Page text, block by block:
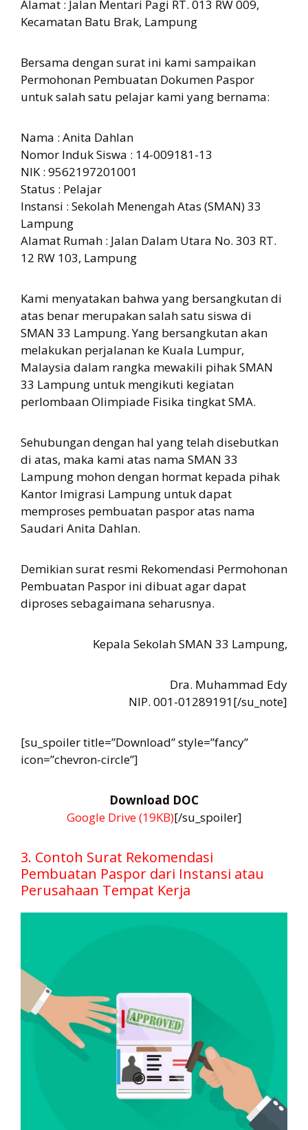
Alamat : Jalan Mentari Pagi RT. 013 RW 009,
Kecamatan Batu Brak, Lampung
Bersama dengan surat ini kami sampaikan
Permohonan Pembuatan Dokumen Paspor
untuk salah satu pelajar kami yang bernama:
Nama : Anita Dahlan
Nomor Induk Siswa : 14-009181-13
NIK : 9562197201001
Status : Pelajar
Instansi : Sekolah Menengah Atas (SMAN) 33
Lampung
Alamat Rumah : Jalan Dalam Utara No. 303 RT.
12 RW 103, Lampung
Kami menyatakan bahwa yang bersangkutan di
atas benar merupakan salah satu siswa di
SMAN 33 Lampung. Yang bersangkutan akan
melakukan perjalanan ke Kuala Lumpur,
Malaysia dalam rangka mewakili pihak SMAN
33 Lampung untuk mengikuti kegiatan
perlombaan Olimpiade Fisika tingkat SMA.
Sehubungan dengan hal yang telah disebutkan
di atas, maka kami atas nama SMAN 33
Lampung mohon dengan hormat kepada pihak
Kantor Imigrasi Lampung untuk dapat
memproses pembuatan paspor atas nama
Saudari Anita Dahlan.
Demikian surat resmi Rekomendasi Permohonan
Pembuatan Paspor ini dibuat agar dapat
diproses sebagaimana seharusnya.
Kepala Sekolah SMAN 33 Lampung,
Dra. Muhammad Edy
NIP. 001-01289191[/su_note]
[su_spoiler title=”Download” style=”fancy”
icon=”chevron-circle”]
Download DOC
Google Drive (19KB)[/su_spoiler]
3. Contoh Surat Rekomendasi
Pembuatan Paspor dari Instansi atau
Perusahaan Tempat Kerja